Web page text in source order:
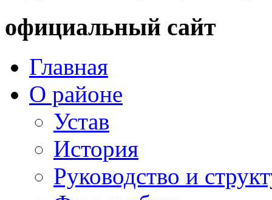
официальный сайт
Главная
О районе
Устав
История
Руководство и